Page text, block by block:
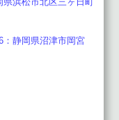
浜松市北区三ヶ日町
静岡県沼津市岡宮